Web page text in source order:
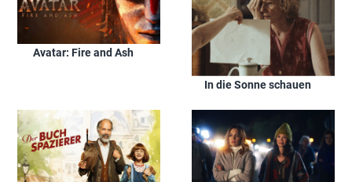
Avatar: Fire and Ash
In die Sonne schauen